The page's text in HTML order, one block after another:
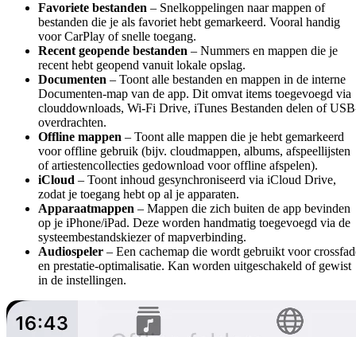
Favoriete bestanden – Snelkoppelingen naar mappen of
bestanden die je als favoriet hebt gemarkeerd. Vooral handig
voor CarPlay of snelle toegang.
Recent geopende bestanden – Nummers en mappen die je
recent hebt geopend vanuit lokale opslag.
Documenten – Toont alle bestanden en mappen in de interne
Documenten-map van de app. Dit omvat items toegevoegd via
clouddownloads, Wi-Fi Drive, iTunes Bestanden delen of
overdrachten.
Offline mappen – Toont alle mappen die je hebt gemarkeerd
voor offline gebruik (bijv. cloudmappen, albums, afspeellijsten
of artiestencollecties gedownload voor offline afspelen).
iCloud – Toont inhoud gesynchroniseerd via iCloud Drive,
zodat je toegang hebt op al je apparaten.
Apparaatmappen – Mappen die zich buiten de app bevinden
op je iPhone/iPad. Deze worden handmatig toegevoegd via de
systeembestandskiezer of mapverbinding.
Audiospeler – Een cachemap die wordt gebruikt voor
en prestatie-optimalisatie. Kan worden uitgeschakeld of gewist
in de instellingen.